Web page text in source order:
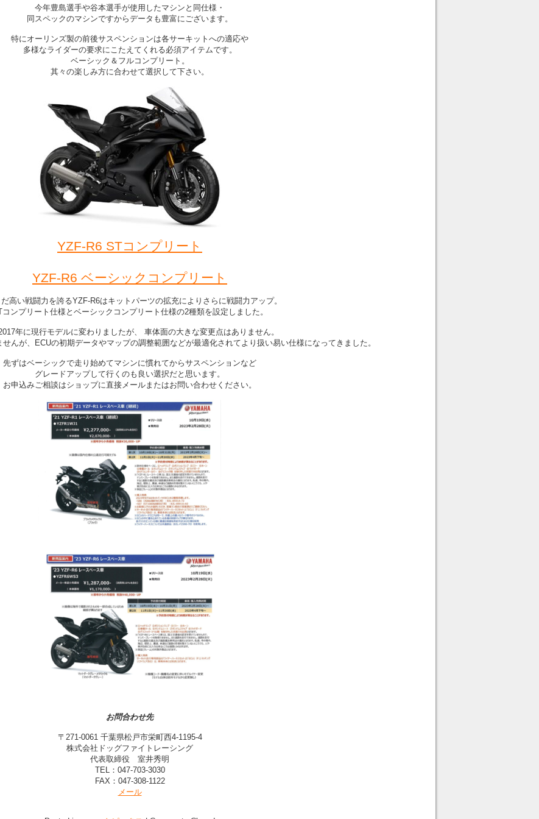
今年豊島選手や谷本選手が使用したマシンと同仕様・
同スペックのマシンですからデータも豊富にございます。
特にオーリンズ製の前後サスペンションは各サーキットへの適応や
多様なライダーの要求にこたえてくれる必須アイテムです。
ベーシック＆フルコンプリート。
其々の楽しみ方に合わせて選択して下さい。
YZF-R6 STコンプリート
YZF-R6 ベーシックコンプリート
だ高い戦闘力を誇るYZF-R6はキットパーツの拡充によりさらに戦闘力アップ。
コンプリート仕様とベーシックコンプリート仕様の2種類を設定しました。
年に現行モデルに変わりましたが、 車体面の大きな変更点はありません。
んが、ECUの初期データやマップの調整範囲などが最適化されてより扱い易い仕様になってきました。
先ずはベーシックで走り始めてマシンに慣れてからサスペンションなど
グレードアップして行くのも良い選択だと思います。
お申込みご相談はショップに直接メールまたはお問い合わせください。
お問合わせ先
〒271-0061 千葉県松戸市栄町西4-1195-4
株式会社ドッグファイトレーシング
代表取締役 室井秀明
TEL：047-703-3030
FAX：047-308-1122
メール